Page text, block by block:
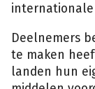
Deelnemers
te maken
landen hun